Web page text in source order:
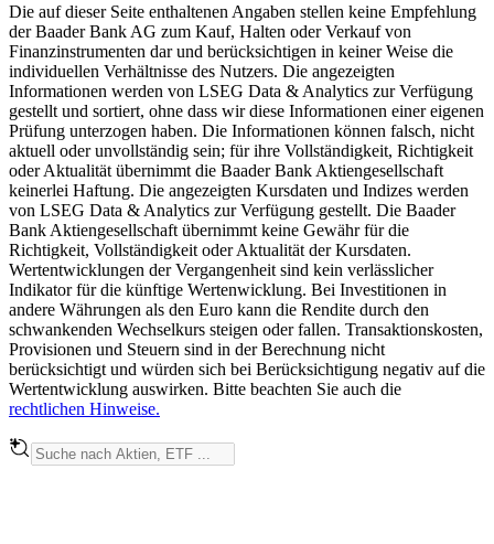
Die auf dieser Seite enthaltenen Angaben stellen keine Empfehlung
der Baader Bank AG zum Kauf, Halten oder Verkauf von
Finanzinstrumenten dar und berücksichtigen in keiner Weise die
individuellen Verhältnisse des Nutzers. Die angezeigten
Informationen werden von LSEG Data & Analytics zur Verfügung
gestellt und sortiert, ohne dass wir diese Informationen einer eigenen
Prüfung unterzogen haben. Die Informationen können falsch, nicht
aktuell oder unvollständig sein; für ihre Vollständigkeit, Richtigkeit
oder Aktualität übernimmt die Baader Bank Aktiengesellschaft
keinerlei Haftung. Die angezeigten Kursdaten und Indizes werden
von LSEG Data & Analytics zur Verfügung gestellt. Die Baader
Bank Aktiengesellschaft übernimmt keine Gewähr für die
Richtigkeit, Vollständigkeit oder Aktualität der Kursdaten.
Wertentwicklungen der Vergangenheit sind kein verlässlicher
Indikator für die künftige Wertenwicklung. Bei Investitionen in
andere Währungen als den Euro kann die Rendite durch den
schwankenden Wechselkurs steigen oder fallen. Transaktionskosten,
Provisionen und Steuern sind in der Berechnung nicht
berücksichtigt und würden sich bei Berücksichtigung negativ auf die
Wertentwicklung auswirken. Bitte beachten Sie auch die
rechtlichen Hinweise.